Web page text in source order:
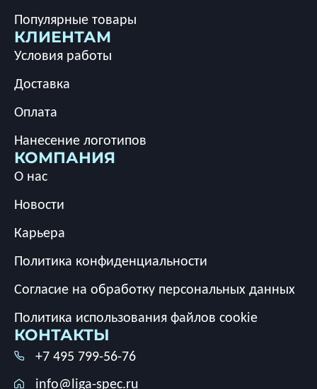
Популярные товары
КЛИЕНТАМ
Условия работы
Доставка
Оплата
Нанесение логотипов
КОМПАНИЯ
О нас
Новости
Карьера
Политика конфиденциальности
Согласие на обработку персональных данных
Политика использования файлов cookie
КОНТАКТЫ
+7 495 799-56-76
info@liga-spec.ru